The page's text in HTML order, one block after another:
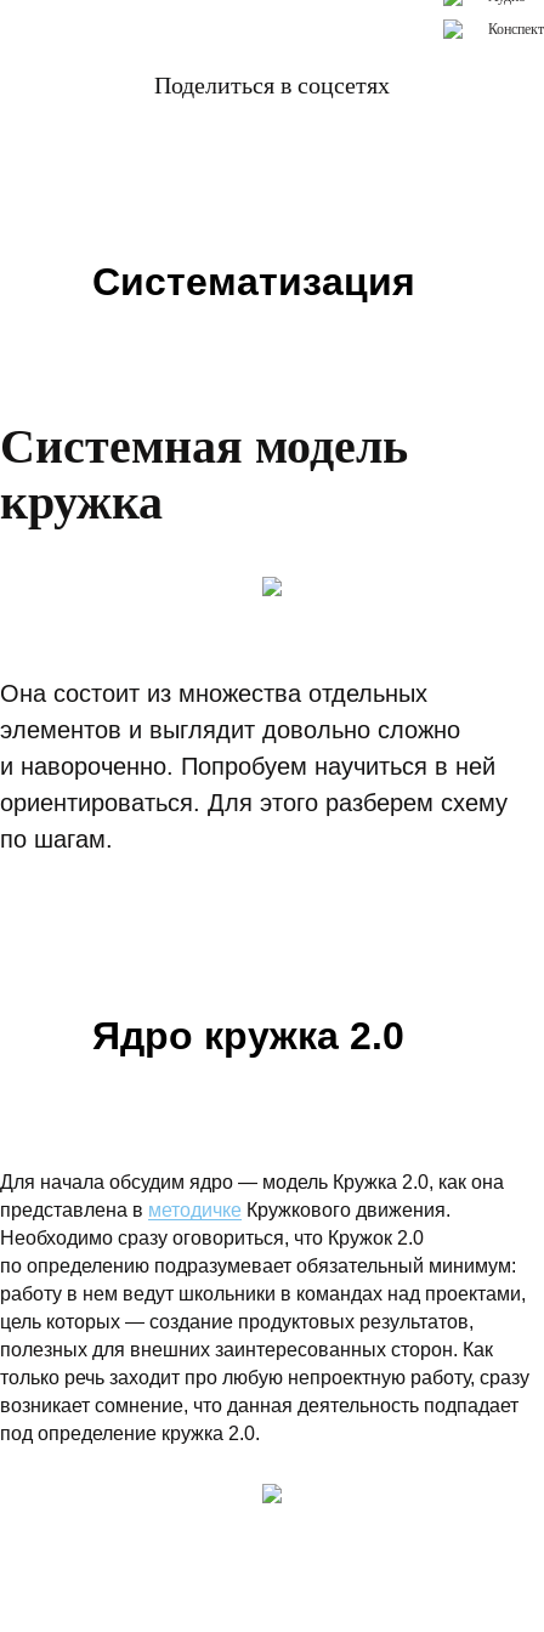
Конспект
Поделиться в соцсетях
Систематизация
Системная модель
кружка
Она состоит из множества отдельных
элементов и выглядит довольно сложно
и навороченно. Попробуем научиться в ней
ориентироваться. Для этого разберем схему
по шагам.
Ядро кружка 2.0
Для начала обсудим ядро — модель Кружка 2.0, как она
представлена в методичке Кружкового движения.
Необходимо сразу оговориться, что Кружок 2.0
по определению подразумевает обязательный минимум:
работу в нем ведут школьники в командах над проектами,
цель которых — создание продуктовых результатов,
полезных для внешних заинтересованных сторон. Как
только речь заходит про любую непроектную работу, сразу
возникает сомнение, что данная деятельность подпадает
под определение кружка 2.0.